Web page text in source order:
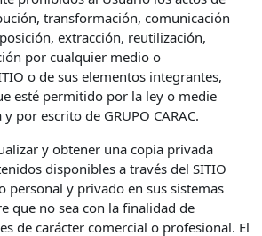
transformación, comunicación
extracción, reutilización,
por cualquier medio o
o de sus elementos integrantes,
esté permitido por la ley o medie
por escrito de GRUPO CARAC.
y obtener una copia privada
disponibles a través del SITIO
personal y privado en sus sistemas
que no sea con la finalidad de
de carácter comercial o profesional. El